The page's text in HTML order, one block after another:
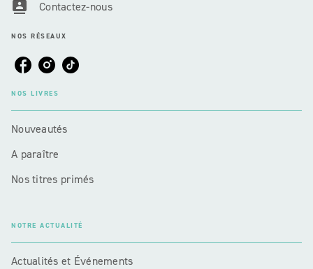
contacts Contactez-nous
NOS RÉSEAUX
NOS LIVRES
Nouveautés
A paraître
Nos titres primés
NOTRE ACTUALITÉ
Actualités et Événements